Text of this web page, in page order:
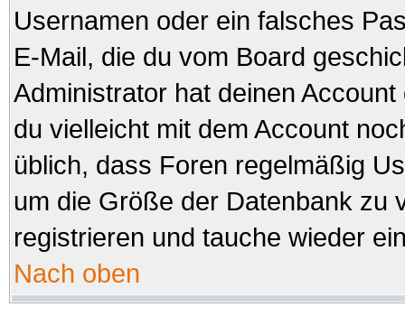
Usernamen oder ein falsches
E-Mail, die du vom Board
Administrator hat deinen
du vielleicht mit dem Account
üblich, dass Foren regelmäßig
um die Größe der Datenbank zu
registrieren und tauche wieder
Nach oben